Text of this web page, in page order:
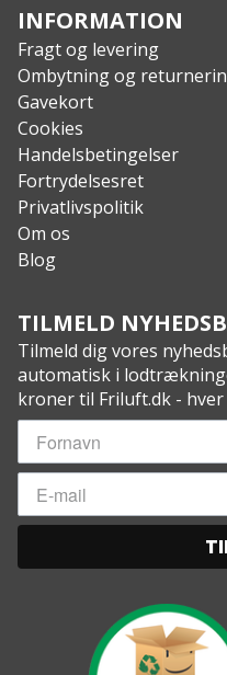
Performance:
Komforttemperatur: 9 ℃
Grænsetemperatur: 4
Ekstremtemperatur: -
Specs:
Ydermateriale: 100%
Foring: 100% 30D nylon
Fyld: NorGuard S-PO 85
Vægt: 930 g
Længde: 220 cm
Kropslængde (max): 205
Bredde, knæ: 68 cm
Bredde, fødder: 56 cm
Pakkestørrelse: 28 x
INFORMATION
Fragt og levering
Ombytning og
Gavekort
Cookies
Handelsbetingelser
Fortrydelsesret
Privatlivspolitik
Om os
Blog
TILMELD
Tilmeld dig vores
automatisk i
kroner til Friluft.dk - hver